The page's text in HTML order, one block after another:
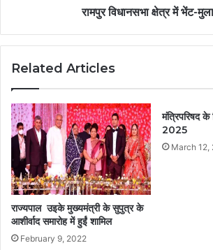
रामपुर विधानसभा क्षेत्र में भेंट-
Related Articles
राज्यपाल उइके मुख्यमंत्री के सुपुत्र के
आशीर्वाद समारोह में हुईं शामिल
February 9, 2022
मंत्रिपरिषद के
2025
March 12,